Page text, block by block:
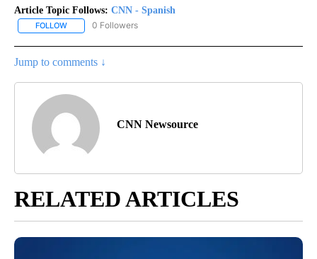
Article Topic Follows: CNN - Spanish
FOLLOW FOLLOW "CNN - SPANISH" TO RECEIVE NOTIFICATIONS ABOUT
0 Followers
Jump to comments ↓
CNN Newsource
RELATED ARTICLES